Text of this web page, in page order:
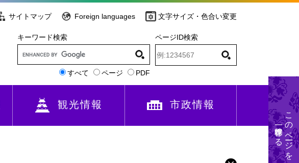
サイトマップ Foreign languages 文字サイズ・色合い変更
キーワード検索
すべて ページ PDF
ページID検索
観光情報 市政情報
このページを
一時保存する